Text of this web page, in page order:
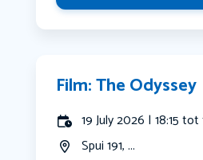
Film: The Odyssey
19 July 2026 | 18:15 tot
Spui 191, ...